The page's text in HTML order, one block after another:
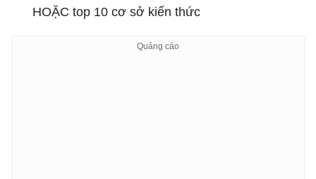
HOẶC top 10 cơ sở kiến ​​thức